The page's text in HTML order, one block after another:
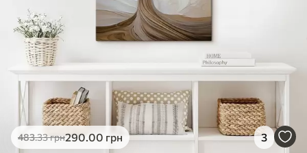
483.33грн290.00 грн 3